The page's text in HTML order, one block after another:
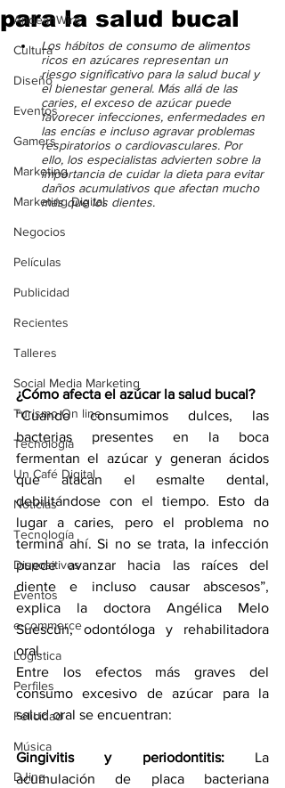
AndeanWire
Cultura
Diseño
Eventos
Gamers
Marketing
Marketing Digital
Negocios
Películas
Publicidad
Recientes
Talleres
Social Media Marketing
Turismo On line
Tecnología
Un Café Digital
Noticias
Tecnología
Dispositivos
Eventos
e-commerce
Logística
Perfiles
Felicidad
Música
DJing
para la salud bucal
Los hábitos de consumo de alimentos
ricos en azúcares representan un
riesgo significativo para la salud bucal y
el bienestar general. Más allá de las
caries, el exceso de azúcar puede
favorecer infecciones, enfermedades en
las encías e incluso agravar problemas
respiratorios o cardiovasculares. Por
ello, los especialistas advierten sobre la
importancia de cuidar la dieta para evitar
daños acumulativos que afectan mucho
más que los dientes.
¿Cómo afecta el azúcar la salud bucal?
“Cuando consumimos dulces, las
bacterias presentes en la boca
fermentan el azúcar y generan ácidos
que atacan el esmalte dental,
debilitándose con el tiempo. Esto da
lugar a caries, pero el problema no
termina ahí. Si no se trata, la infección
puede avanzar hacia las raíces del
diente e incluso causar abscesos”,
explica la doctora Angélica Melo
Suescún, odontóloga y rehabilitadora
oral.
Entre los efectos más graves del
consumo excesivo de azúcar para la
salud oral se encuentran:
Gingivitis y periodontitis: La
acumulación de placa bacteriana